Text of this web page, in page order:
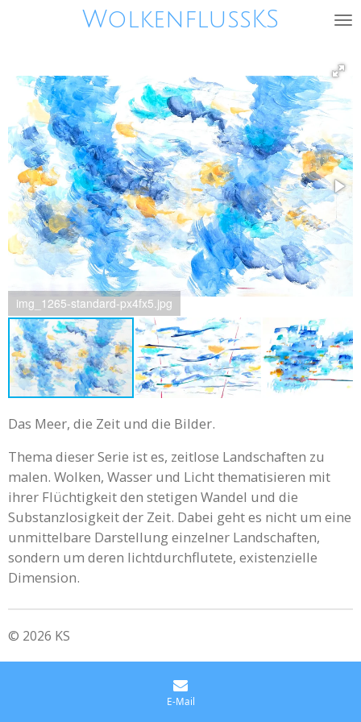
WolkenflussKS
img_1265-standard-px4fx5.jpg
Das Meer, die Zeit und die Bilder.
Thema dieser Serie ist es, zeitlose Landschaften zu
malen. Wolken, Wasser und Licht thematisieren mit
ihrer Flüchtigkeit den stetigen Wandel und die
Substanzlosigkeit der Zeit. Dabei geht es nicht um eine
unmittelbare Darstellung einzelner Landschaften,
sondern um deren lichtdurchflutete, existenzielle
Dimension.
© 2026 KS
E-Mail